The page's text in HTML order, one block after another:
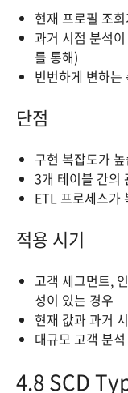
현재 프로필 조
과거 시점 분석
를 통해)
빈번하게 변하는
단점
구현 복잡도가
3개 테이블 간의
ETL 프로세스가
적용 시기
고객 세그먼트,
성이 있는 경우
현재 값과 과거
대규모 고객 분
4.8 SCD